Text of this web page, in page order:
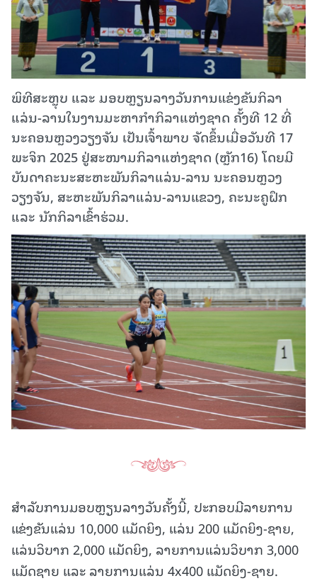
ພິທີສະຫຼຸບ ແລະ ມອບຫຼຽນລາງວັນການແຂ່ງຂັນກິລາ
ແລ່ນ-ລານໃນງານມະຫາກໍາກິລາແຫ່ງຊາດ ຄັ້ງທີ 12 ທີ່
ນະຄອນຫຼວງວຽງຈັນ ເປັນເຈົ້າພາບ ຈັດຂຶ້ນເມື່ອວັນທີ 17
ພະຈິກ 2025 ຢູ່ສະໜາມກິລາແຫ່ງຊາດ (ຫຼັກ16) ໂດຍມີ
ບັນດາຄະນະສະຫະພັນກິລາແລ່ນ-ລານ ນະຄອນຫຼວງ
ວຽງຈັນ, ສະຫະພັນກິລາແລ່ນ-ລານແຂວງ, ຄະນະຄູຝຶກ
ແລະ ນັກກິລາເຂົ້າຮ່ວມ.
ສໍາລັບການມອບຫຼຽນລາງວັນຄັ້ງນີ້, ປະກອບມີລາຍການ
ແຂ່ງຂັນແລ່ນ 10,000 ແມັດຍິງ, ແລ່ນ 200 ແມັດຍິງ-ຊາຍ,
ແລ່ນວິບາກ 2,000 ແມັດຍິງ, ລາຍການແລ່ນວິບາກ 3,000
ແມັດຊາຍ ແລະ ລາຍການແລ່ນ 4x400 ແມັດຍິງ-ຊາຍ.